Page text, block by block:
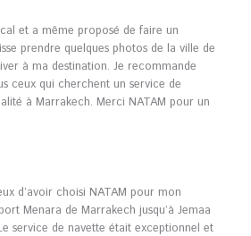
et a même proposé de faire un
prendre quelques photos de la ville de
à ma destination. Je recommande
ceux qui cherchent un service de
à Marrakech. Merci NATAM pour un
d’avoir choisi NATAM pour mon
Menara de Marrakech jusqu’à Jemaa
service de navette était exceptionnel et